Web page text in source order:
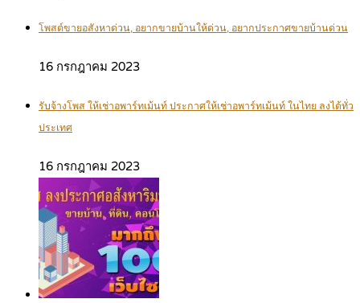
โพสต์ขายอสังหาด่วน, อยากขายบ้านให้ด่วน, อยากประกาศขายบ้านด่วน
16 กรกฎาคม 2023
รับจ้างโพส ให้เช่าอพาร์ทเม้นท์ ประกาศให้เช่าอพาร์ทเม้นท์ ในไทย ลงได้ทั่ว
ประเทศ
16 กรกฎาคม 2023